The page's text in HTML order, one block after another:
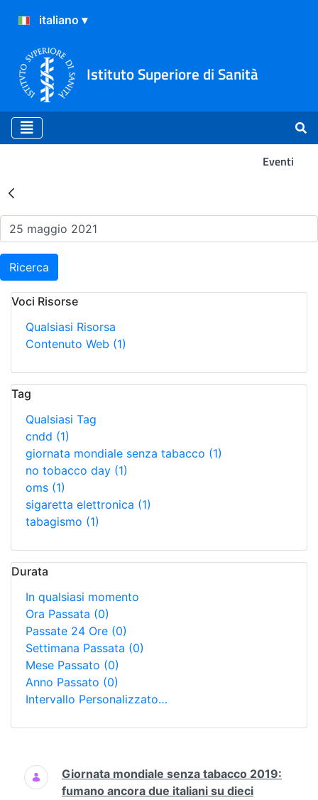
Istituto Superiore di Sanità
Eventi
Risultati della Ricerca -
Ricerca
Voci Risorse
Qualsiasi Risorsa
Contenuto Web (1)
Tag
Qualsiasi Tag
cndd (1)
giornata mondiale senza tabacco (1)
no tobacco day (1)
oms (1)
sigaretta elettronica (1)
tabagismo (1)
Durata
In qualsiasi momento
Ora Passata (0)
Passate 24 Ore (0)
Settimana Passata (0)
Mese Passato (0)
Anno Passato (0)
Intervallo Personalizzato…
Ricerca
Giornata mondiale senza tabacco 2019:
fumano ancora due italiani su dieci